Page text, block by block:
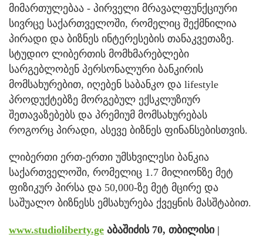
მიმართულებაა - პირველი მრავალფუნქციური
სივრცე საქართველოში, რომელიც შექმნილია
პირადი და ბიზნეს ინტერესების თანაკვეთაზე.
სტუდიო ლიბერთის მომხმარებლები
სარგებლობენ პერსონალური ბანკირის
მომსახურებით, იღებენ საბანკო და lifestyle
პროდუქტებზე მორგებულ ექსკლუზიურ
შეთავაზებებს და პრემიუმ მომსახურებას
როგორც პირადი, ასევე ბიზნეს ფინანსებისთვის.
ლიბერთი ერთ-ერთი უმსხვილესი ბანკია
საქართველოში, რომელიც 1.7 მილიონზე მეტ
ფიზიკურ პირსა და 50,000-ზე მეტ მცირე და
საშუალო ბიზნესს ემსახურება ქვეყნის მასშტაბით.
www.studioliberty.ge აბაშიძის 70, თბილისი |